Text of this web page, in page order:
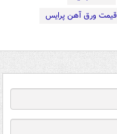
قیمت ورق آهن پرایس